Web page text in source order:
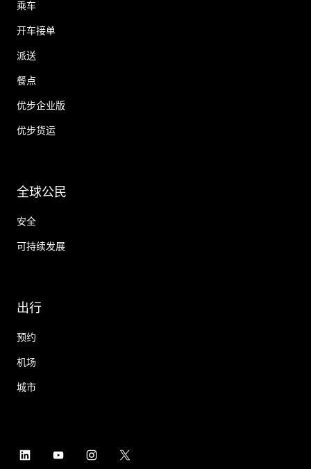
乘车
开车接单
派送
餐点
优步企业版
优步货运
全球公民
安全
可持续发展
出行
预约
机场
城市